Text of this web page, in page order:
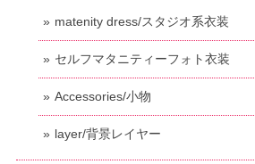
matenity dress/スタジオ系衣装
セルフマタニティーフォト衣装
Accessories/小物
layer/背景レイヤー